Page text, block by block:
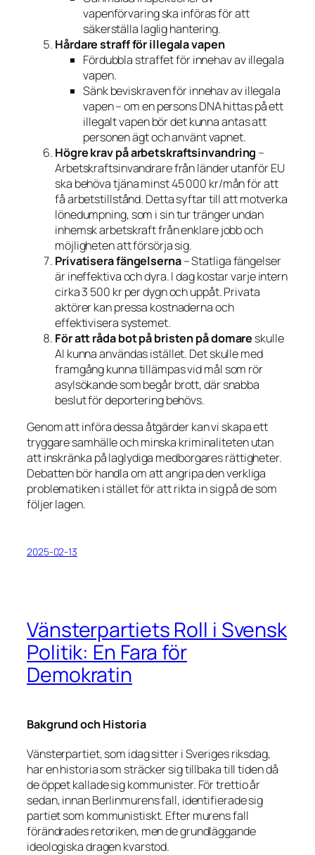
vapenförvaring ska införas för att
säkerställa laglig hantering.
Hårdare straff för illegala vapen
Fördubbla straffet för innehav av illegala
vapen.
Sänk beviskraven för innehav av illegala
vapen – om en persons DNA hittas på ett
illegalt vapen bör det kunna antas att
personen ägt och använt vapnet.
Högre krav på arbetskraftsinvandring –
Arbetskraftsinvandrare från länder utanför EU
ska behöva tjäna minst 45 000 kr/mån för att
få arbetstillstånd. Detta syftar till att motverka
lönedumpning, som i sin tur tränger undan
inhemsk arbetskraft från enklare jobb och
möjligheten att försörja sig.
Privatisera fängelserna– Statliga fängelser
är ineffektiva och dyra. I dag kostar varje intern
cirka 3 500 kr per dygn och uppåt. Privata
aktörer kan pressa kostnaderna och
effektivisera systemet.
För att råda bot på bristen på domare skulle
AI kunna användas istället. Det skulle med
framgång kunna tillämpas vid mål som rör
asylsökande som begår brott, där snabba
beslut för deportering behövs.
Genom att införa dessa åtgärder kan vi skapa ett
tryggare samhälle och minska kriminaliteten utan
att inskränka på laglydiga medborgares rättigheter.
Debatten bör handla om att angripa den verkliga
problematiken i stället för att rikta in sig på de som
följer lagen.
2025-02-13
Vänsterpartiets Roll i Svensk
Politik: En Fara för
Demokratin
Bakgrund och Historia
Vänsterpartiet, som idag sitter i Sveriges riksdag,
har en historia som sträcker sig tillbaka till tiden då
de öppet kallade sig kommunister. För trettio år
sedan, innan Berlinmurens fall, identifierade sig
partiet som kommunistiskt. Efter murens fall
förändrades retoriken, men de grundläggande
ideologiska dragen kvarstod.